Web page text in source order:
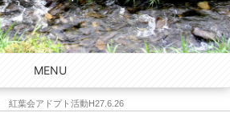
MENU
紅葉会アドプト活動H27.6.26